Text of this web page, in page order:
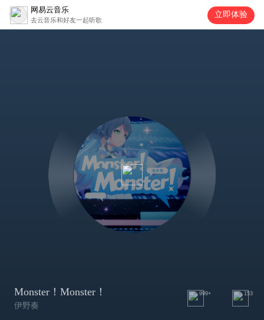
网易云音乐
去云音乐和好友一起听歌
立即体验
Monster！Monster！
伊野奏
999+ 153